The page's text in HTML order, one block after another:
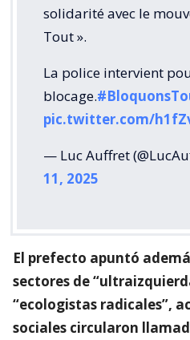
solidarité avec le
Tout ».
La police intervient
blocage.
pic.twitter.com/
— Luc Auffret
11, 2025
El prefecto apuntó
sectores de
“ecologistas radicales”,
sociales circularon